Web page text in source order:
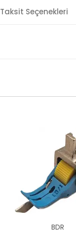
Taksit Seçenekleri
BDR